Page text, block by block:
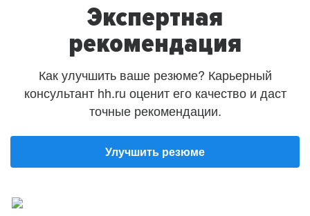
Экспертная
рекомендация
Как улучшить ваше резюме? Карьерный
консультант hh.ru оценит его качество и даст
точные рекомендации.
Улучшить резюме